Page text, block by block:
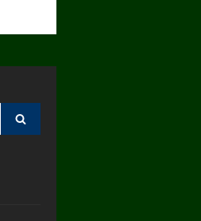
Search